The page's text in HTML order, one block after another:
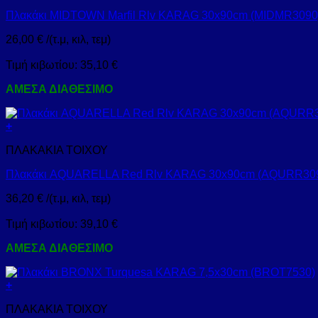
Πλακάκι MIDTOWN Marfil Rlv KARAG 30x90cm
26,00 € /(τ.μ, κιλ, τεμ)
Τιμή κιβωτίου: 35,10 €
ΑΜΕΣΑ ΔΙΑΘΕΣΙΜΟ
+
ΠΛΑΚΑΚΙΑ ΤΟΙΧΟΥ
Πλακάκι AQUARELLA Red Rlv KARAG 30x90cm
36,20 € /(τ.μ, κιλ, τεμ)
Τιμή κιβωτίου: 39,10 €
ΑΜΕΣΑ ΔΙΑΘΕΣΙΜΟ
+
ΠΛΑΚΑΚΙΑ ΤΟΙΧΟΥ